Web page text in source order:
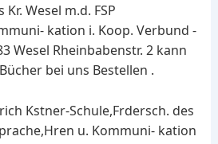
Kr. Wesel m.d. FSP
kation i. Koop. Verbund -
Wesel Rheinbabenstr. 2 kann
bei uns Bestellen .
Kstner-Schule,Frdersch. des
u. Kommuni- kation